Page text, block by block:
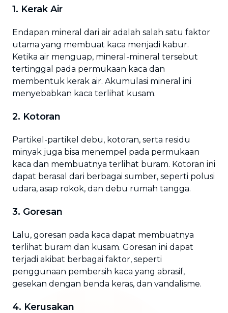
1. Kerak Air
Endapan mineral dari air adalah salah satu faktor
utama yang membuat kaca menjadi kabur.
Ketika air menguap, mineral-mineral tersebut
tertinggal pada permukaan kaca dan
membentuk kerak air. Akumulasi mineral ini
menyebabkan kaca terlihat kusam.
2. Kotoran
Partikel-partikel debu, kotoran, serta residu
minyak juga bisa menempel pada permukaan
kaca dan membuatnya terlihat buram. Kotoran ini
dapat berasal dari berbagai sumber, seperti polusi
udara, asap rokok, dan debu rumah tangga.
3. Goresan
Lalu, goresan pada kaca dapat membuatnya
terlihat buram dan kusam. Goresan ini dapat
terjadi akibat berbagai faktor, seperti
penggunaan pembersih kaca yang abrasif,
gesekan dengan benda keras, dan vandalisme.
4. Kerusakan